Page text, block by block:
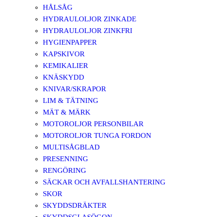
HÅLSÅG
HYDRAULOLJOR ZINKADE
HYDRAULOLJOR ZINKFRI
HYGIENPAPPER
KAPSKIVOR
KEMIKALIER
KNÄSKYDD
KNIVAR/SKRAPOR
LIM & TÄTNING
MÄT & MÄRK
MOTOROLJOR PERSONBILAR
MOTOROLJOR TUNGA FORDON
MULTISÅGBLAD
PRESENNING
RENGÖRING
SÄCKAR OCH AVFALLSHANTERING
SKOR
SKYDDSDRÄKTER